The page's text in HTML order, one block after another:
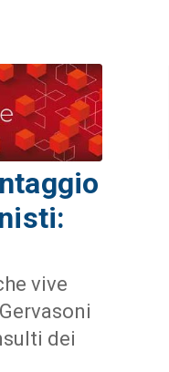
vive
dei